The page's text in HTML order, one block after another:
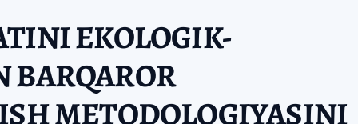
EKOLOGIK-
BARQAROR
METODOLOGIYASINI